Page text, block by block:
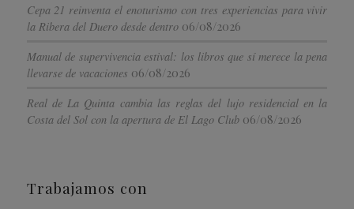
Cepa 21 reinventa el enoturismo con tres experiencias para vivir
la Ribera del Duero desde dentro 06/08/2026
Manual de supervivencia estival: los libros que sí merece la pena
llevarse de vacaciones 06/08/2026
Real de La Quinta cambia las reglas del lujo residencial en la
Costa del Sol con la apertura de El Lago Club 06/08/2026
Trabajamos con